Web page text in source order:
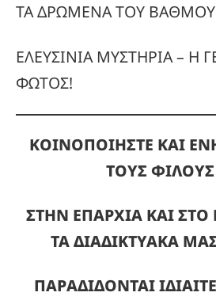
ΤΑ ΔΡΩΜΕΝΑ ΤΟΥ
ΕΛΕΥΣΙΝΙΑ ΜΥΣΤΗΡΙΑ – Η
ΦΩΤΟΣ!
ΚΟΙΝΟΠΟΙΗΣΤΕ ΚΑΙ
ΤΟΥΣ
ΣΤΗΝ ΕΠΑΡΧΙΑ ΚΑΙ ΣΤΟ
ΤΑ ΔΙΑΔΙΚΤΥΑΚΑ
ΠΑΡΑΔΙΔΟΝΤΑΙ